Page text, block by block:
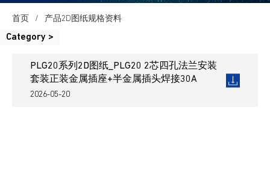
首页 / 产品2D图纸规格资料
Category >
PLG20系列2D图纸_PLG20 2芯四孔法兰安装
套装正装金属插座+半金属插头焊接30A
2026-05-20